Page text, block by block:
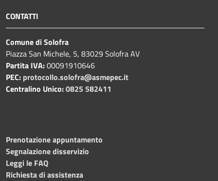
CONTATTI
Comune di Solofra
Piazza San Michele, 5, 83029 Solofra AV
Partita IVA:00091910646
PEC: protocollo.solofra@asmepec.it
Centralino Unico:0825 582411
Prenotazione appuntamento
Segnalazione disservizio
Leggi le FAQ
Richiesta di assistenza